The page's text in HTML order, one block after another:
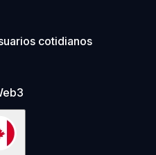
cotidianos